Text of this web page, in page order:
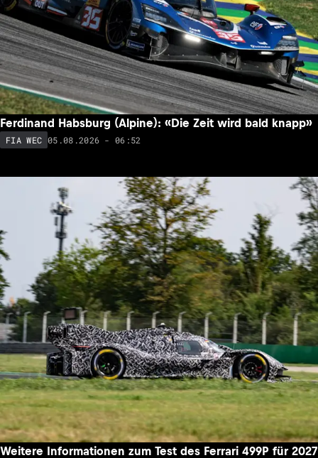
Ferdinand Habsburg (Alpine): «Die Zeit wird bald knapp»
FIA WEC 05.08.2026 - 06:52
Weitere Informationen zum Test des Ferrari 499P für 2027